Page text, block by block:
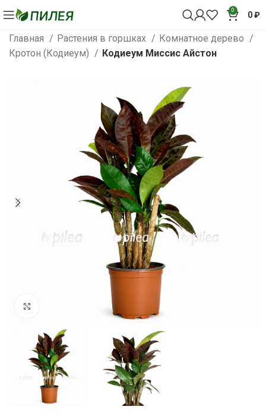
0 0₽
Главная Растения в горшках
Комнатное дерево
Кротон (Кодиеум)
Кодиеум Миссис Айстон
Нажмите, чтобы увеличить